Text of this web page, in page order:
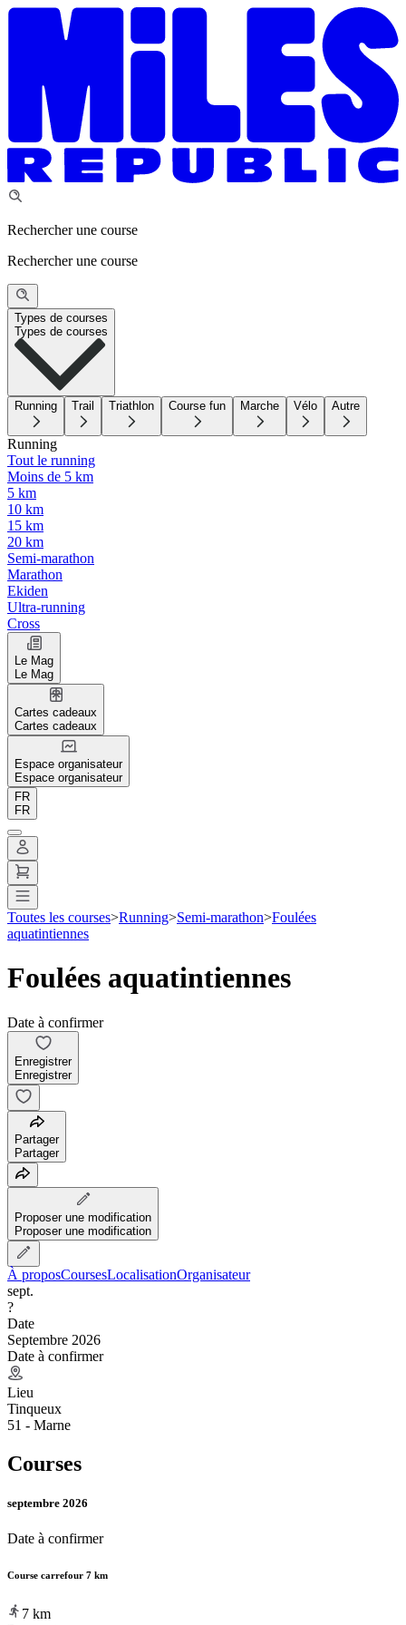
Rechercher une course
Rechercher une course
Types de courses
Types de courses
Running Trail Triathlon Course fun Marche Vélo Autre
Running
Tout le running
Moins de 5 km
5 km
10 km
15 km
20 km
Semi-marathon
Marathon
Ekiden
Ultra-running
Cross
Le Mag
Le Mag
Cartes cadeaux
Cartes cadeaux
Espace organisateur
Espace organisateur
FR
FR
Toutes les courses>Running>Semi-marathon>Foulées
aquatintiennes
Foulées aquatintiennes
Date à confirmer
Enregistrer
Enregistrer
Partager
Partager
Proposer une modification
Proposer une modification
À proposCoursesLocalisationOrganisateur
sept.
?
Date
Septembre 2026
Date à confirmer
Lieu
Tinqueux
51 - Marne
Courses
septembre 2026
Date à confirmer
Course carrefour 7 km
7 km